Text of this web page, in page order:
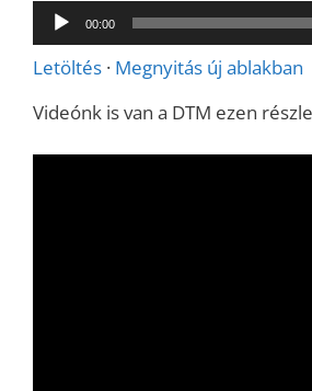
Audió
lejátszó
00:00
Letöltés · Megnyitás új ablakban
Videónk is van a DTM ezen